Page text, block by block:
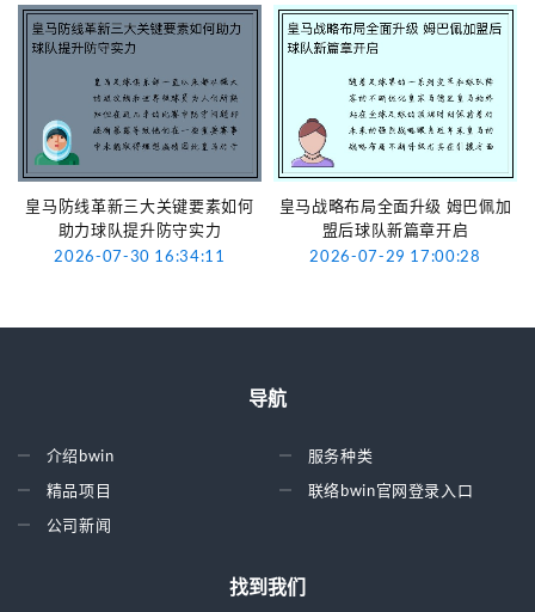
皇马防线革新三大关键要素如何
助力球队提升防守实力
2026-07-30 16:34:11
皇马战略布局全面升级 姆巴佩加
盟后球队新篇章开启
2026-07-29 17:00:28
导航
介绍bwin
精品项目
公司新闻
服务种类
联络bwin官网登录入口
找到我们